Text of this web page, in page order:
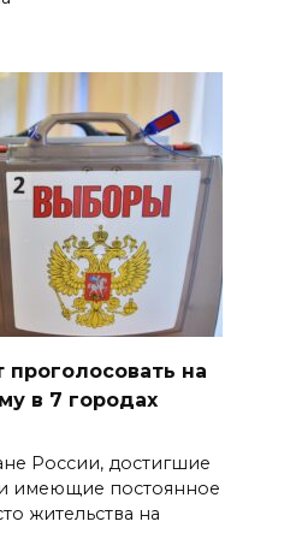
проголосовать на
в 7 городах
России, достигшие
имеющие постоянное
жительства на